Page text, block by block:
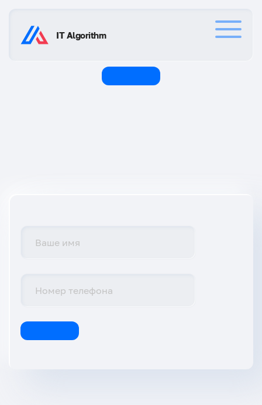
IT Algorithm